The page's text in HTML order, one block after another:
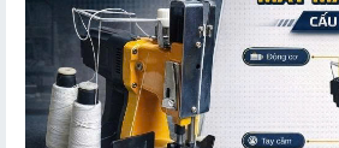
4.3. Thương hiệu & đơn vị cung
uy tín
5.1. May bao TMD - Trung Quốc